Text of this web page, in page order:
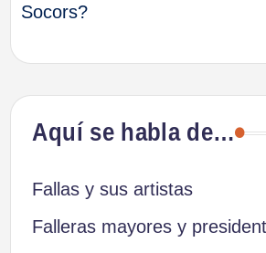
entradas
Socors?
Aquí se habla de…
Fallas y sus artistas
Falleras mayores y